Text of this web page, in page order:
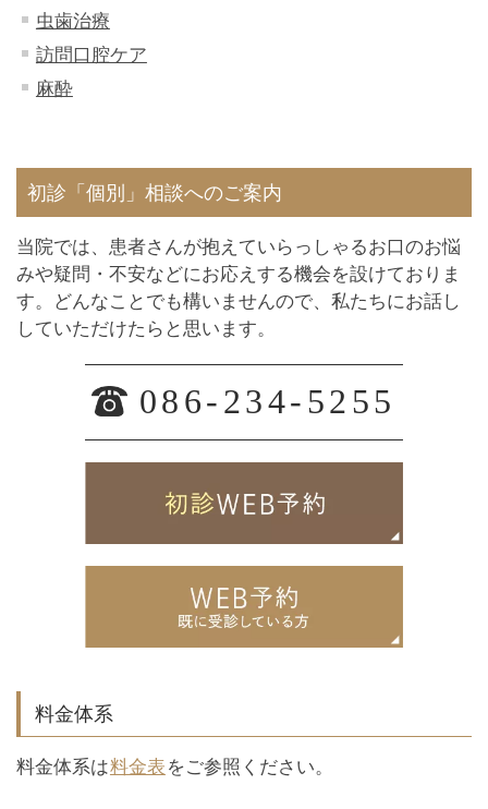
虫歯治療
訪問口腔ケア
麻酔
初診「個別」相談へのご案内
当院では、患者さんが抱えていらっしゃるお口のお悩
みや疑問・不安などにお応えする機会を設けておりま
す。どんなことでも構いませんので、私たちにお話し
していただけたらと思います。
086-234-5255
料金体系
料金体系は料金表 をご参照ください。